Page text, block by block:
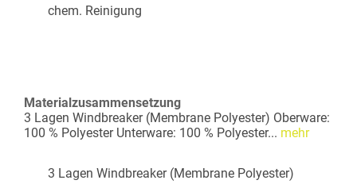
chem. Reinigung
Materialzusammensetzung
3 Lagen Windbreaker (Membrane Polyester) Oberware:
100 % Polyester Unterware: 100 % Polyester... mehr
3 Lagen Windbreaker (Membrane Polyester)